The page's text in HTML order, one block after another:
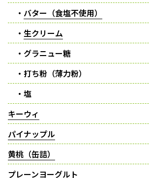
・ バター（食塩不使用）
・ 生クリーム
・グラニュー糖
・打ち粉（薄力粉）
・塩
キーウィ
パイナップル
黄桃（缶詰）
プレーンヨーグルト